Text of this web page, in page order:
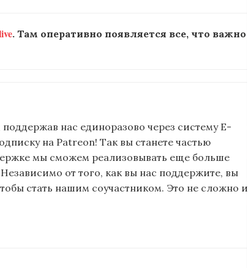
. Там оперативно появляется все, что важно
нас единоразово через систему E-
на Patreon! Так вы станете частью
мы сможем реализовывать еще больше
от того, как вы нас поддержите, вы
стать нашим соучастником. Это не сложно и